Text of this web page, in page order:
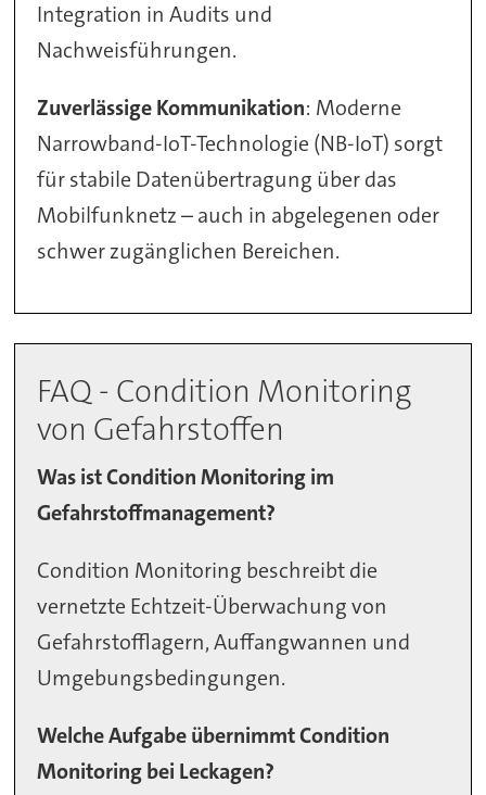
Integration in Audits und
Nachweisführungen.
Zuverlässige Kommunikation: Moderne
Narrowband-IoT-Technologie (NB-IoT) sorgt
für stabile Datenübertragung über das
Mobilfunknetz – auch in abgelegenen oder
schwer zugänglichen Bereichen.
FAQ - Condition Monitoring
von Gefahrstoffen
Was ist Condition Monitoring im
Gefahrstoffmanagement?
Condition Monitoring beschreibt die
vernetzte Echtzeit-Überwachung von
Gefahrstofflagern, Auffangwannen und
Umgebungsbedingungen.
Welche Aufgabe übernimmt Condition
Monitoring bei Leckagen?